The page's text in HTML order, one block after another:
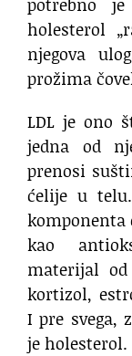
holesterol
njegova
prožima
LDL je ono
jedna od
prenosi
ćelije u
komponenta
kao
materijal
kortizol,
I pre svega,
je holesterol.